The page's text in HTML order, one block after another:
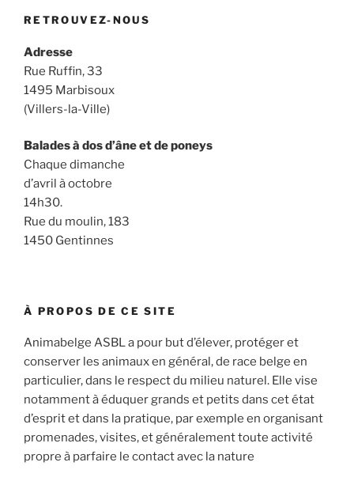
RETROUVEZ-NOUS
Adresse
Rue Ruffin, 33
1495 Marbisoux
(Villers-la-Ville)
Balades à dos d’âne et de poneys
Chaque dimanche
d’avril à octobre
14h30.
Rue du moulin, 183
1450 Gentinnes
À PROPOS DE CE SITE
Animabelge ASBL a pour but d’élever, protéger et
conserver les animaux en général, de race belge en
particulier, dans le respect du milieu naturel. Elle vise
notamment à éduquer grands et petits dans cet état
d’esprit et dans la pratique, par exemple en organisant
promenades, visites, et généralement toute activité
propre à parfaire le contact avec la nature